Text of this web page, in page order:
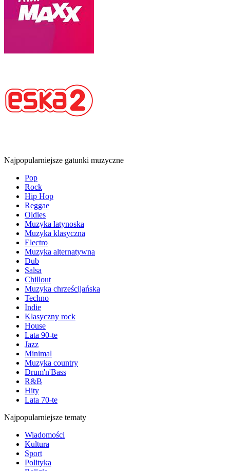
Najpopularniejsze gatunki muzyczne
Pop
Rock
Hip Hop
Reggae
Oldies
Muzyka latynoska
Muzyka klasyczna
Electro
Muzyka alternatywna
Dub
Salsa
Chillout
Muzyka chrześcijańska
Techno
Indie
Klasyczny rock
House
Lata 90-te
Jazz
Minimal
Muzyka country
Drum'n'Bass
R&B
Hity
Lata 70-te
Najpopularniejsze tematy
Wiadomości
Kultura
Sport
Polityka